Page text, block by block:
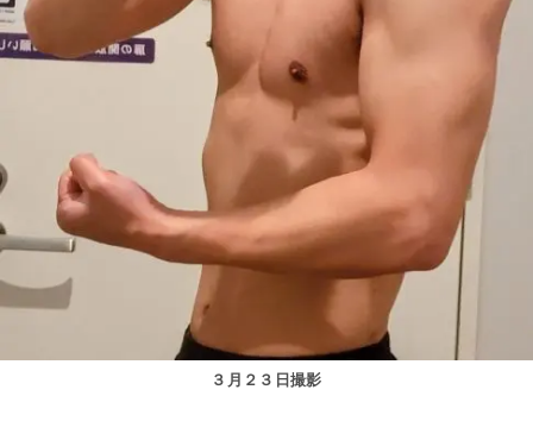
３月２３日撮影